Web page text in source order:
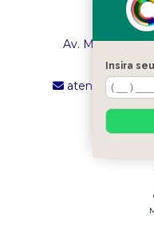
Av. Maria
Insira